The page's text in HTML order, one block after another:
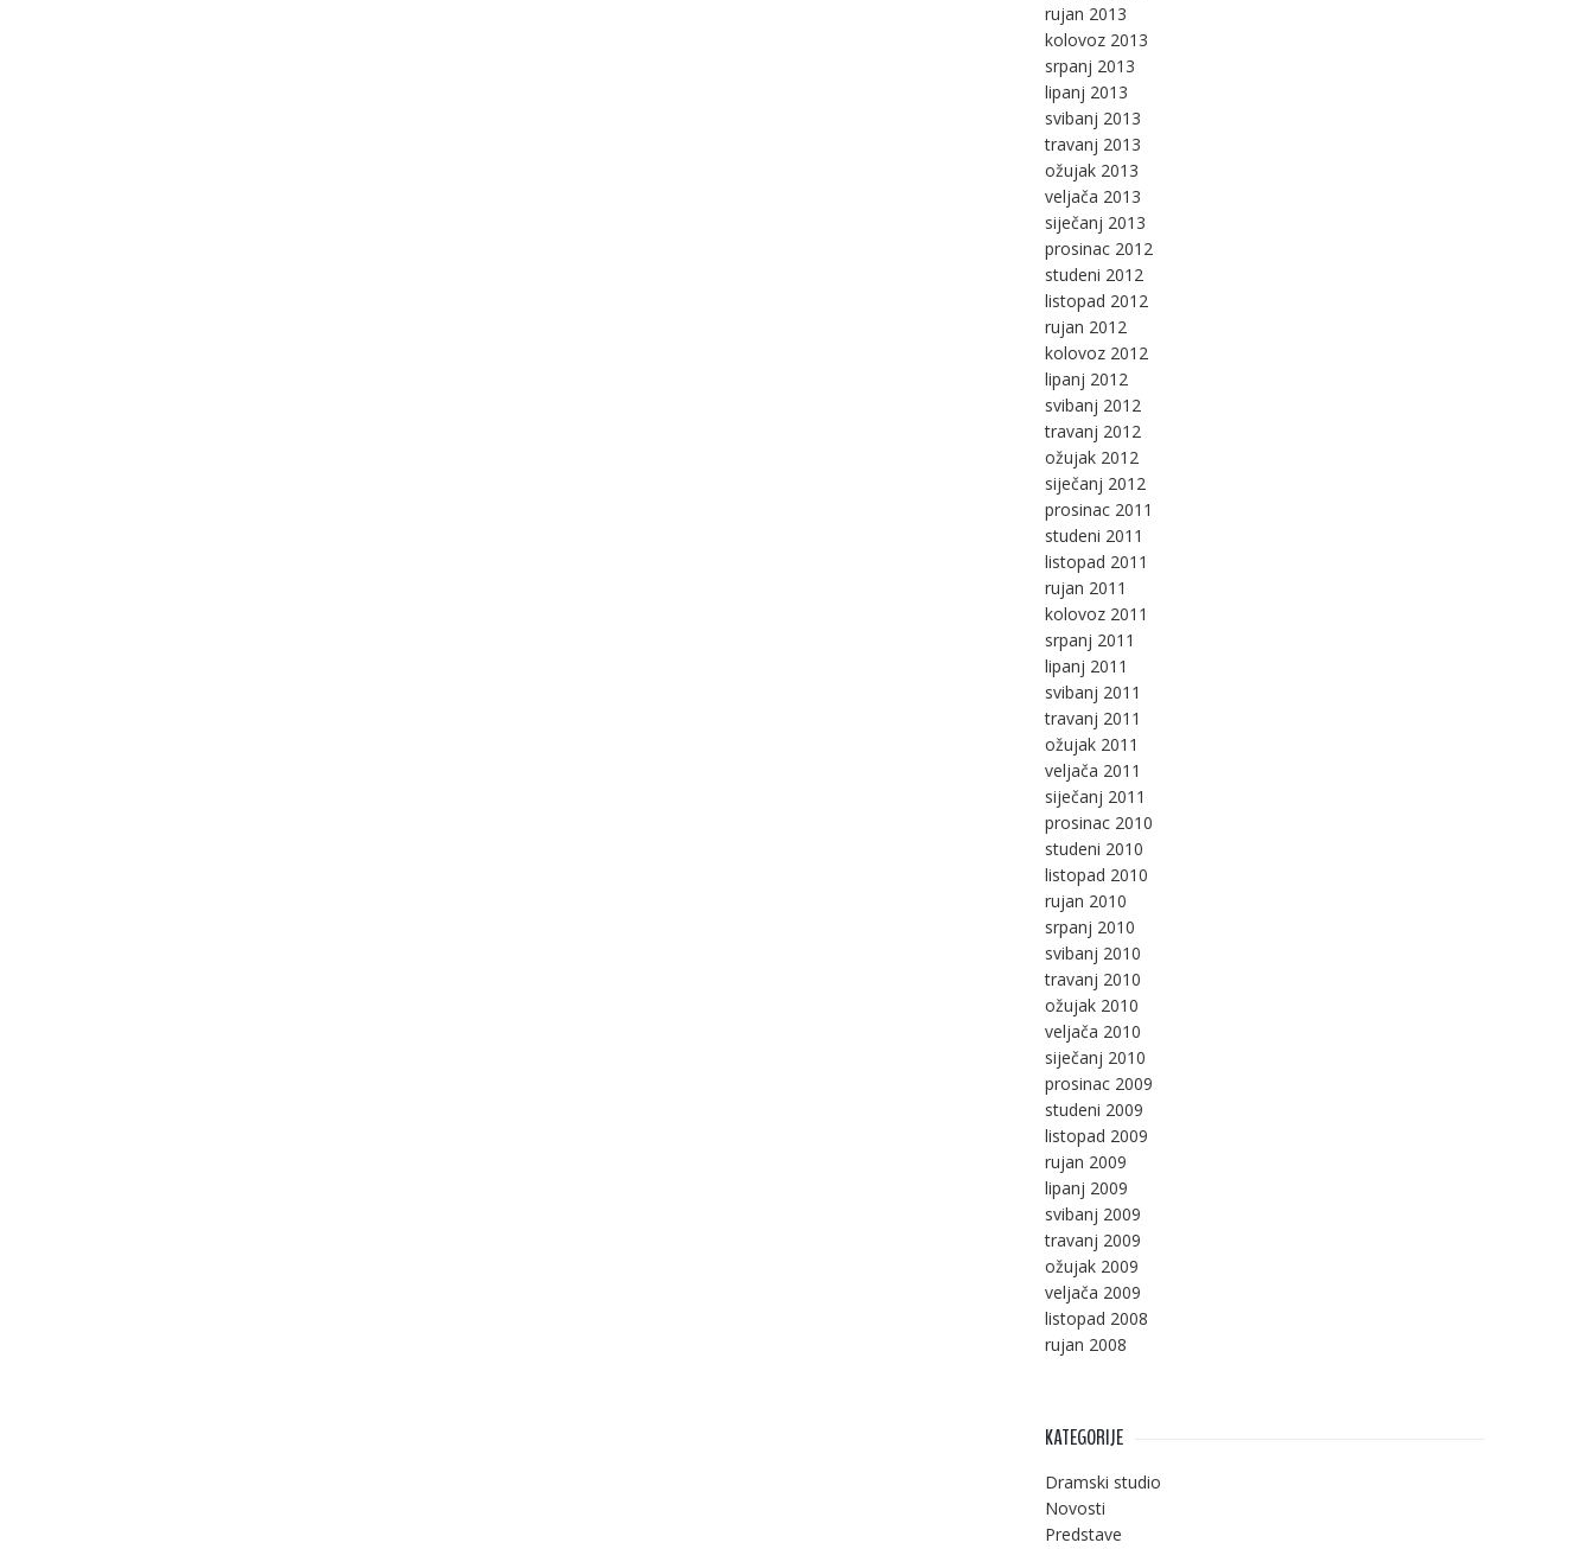
rujan 2013
kolovoz 2013
srpanj 2013
lipanj 2013
svibanj 2013
travanj 2013
ožujak 2013
veljača 2013
siječanj 2013
prosinac 2012
studeni 2012
listopad 2012
rujan 2012
kolovoz 2012
lipanj 2012
svibanj 2012
travanj 2012
ožujak 2012
siječanj 2012
prosinac 2011
studeni 2011
listopad 2011
rujan 2011
kolovoz 2011
srpanj 2011
lipanj 2011
svibanj 2011
travanj 2011
ožujak 2011
veljača 2011
siječanj 2011
prosinac 2010
studeni 2010
listopad 2010
rujan 2010
srpanj 2010
svibanj 2010
travanj 2010
ožujak 2010
veljača 2010
siječanj 2010
prosinac 2009
studeni 2009
listopad 2009
rujan 2009
lipanj 2009
svibanj 2009
travanj 2009
ožujak 2009
veljača 2009
listopad 2008
rujan 2008
KATEGORIJE
Dramski studio
Novosti
Predstave